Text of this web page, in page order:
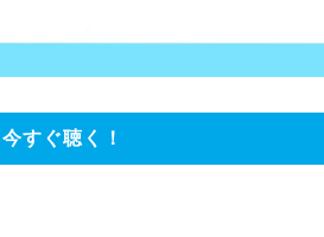
今すぐ聴く！